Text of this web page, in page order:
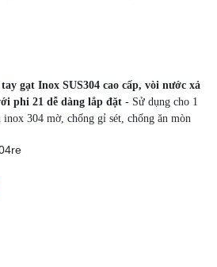
gạt Inox SUS304 cao cấp, vòi nước xả
phi 21 dễ dàng lắp đặt - Sử dụng cho 1
304 mờ, chống gỉ sét, chống ăn mòn